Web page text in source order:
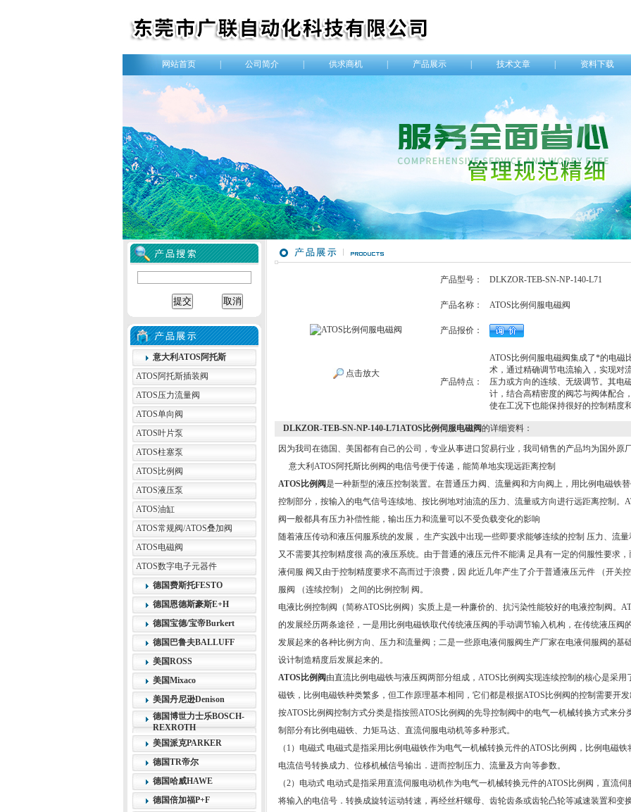
网站首页 公司简介 供求商机 产品展示 技术文章 资料下载
意大利ATOS阿托斯
ATOS阿托斯插装阀
ATOS压力流量阀
ATOS单向阀
ATOS叶片泵
ATOS柱塞泵
ATOS比例阀
ATOS液压泵
ATOS油缸
ATOS常规阀/ATOS叠加阀
ATOS电磁阀
ATOS数字电子元器件
德国费斯托FESTO
德国恩德斯豪斯E+H
德国宝德/宝帝Burkert
德国巴鲁夫BALLUFF
美国ROSS
美国Mixaco
美国丹尼逊Denison
德国博世力士乐BOSCH-
REXROTH
美国派克PARKER
德国TR帝尔
德国哈威HAWE
德国倍加福P+F
点击放大
产品型号： DLKZOR-TEB-SN-NP-140-L71
产品名称： ATOS比例伺服电磁阀
产品报价：
产品特点：
ATOS比例伺服电磁阀集成了*的电磁
术，通过精确调节电流输入，实现对
压力或方向的连续、无级调节。其电
计，结合高精密度的阀芯与阀体配合
使在工况下也能保持很好的控制精度
DLKZOR-TEB-SN-NP-140-L71ATOS比例伺服电磁阀的详细资料：
因为我司在德国、美国都有自己的公司，专业从事进口贸易行业，我司销售的产品均为国外原
意大利ATOS阿托斯比例阀的电信号便于传递，能简单地实现远距离控制
ATOS比例阀是一种新型的液压控制装置。在普通压力阀、流量阀和方向阀上，用比例电磁铁
控制部分，按输入的电气信号连续地、按比例地对油流的压力、流量或方向进行远距离控制。
阀一般都具有压力补偿性能，输出压力和流量可以不受负载变化的影响
随着液压传动和液压伺服系统的发展， 生产实践中出现一些即要求能够连续的控制 压力、流
又不需要其控制精度很 高的液压系统。由于普通的液压元件不能满 足具有一定的伺服性要求
液伺服 阀又由于控制精度要求不高而过于浪费，因 此近几年产生了介于普通液压元件 （开关
服阀 （连续控制） 之间的比例控制 阀。
电液比例控制阀（简称ATOS比例阀）实质上是一种廉价的、抗污染性能较好的电液控制阀。
的发展经历两条途径，一是用比例电磁铁取代传统液压阀的手动调节输入机构，在传统液压阀
发展起来的各种比例方向、压力和流量阀；二是一些原电液伺服阀生产厂家在电液伺服阀的基
设计制造精度后发展起来的。
ATOS比例阀 由直流比例电磁铁与液压阀两部分组成，ATOS比例阀实现连续控制的核心是采用
磁铁，比例电磁铁种类繁多，但工作原理基本相同，它们都是根据ATOS比例阀的控制需要开
按ATOS比例阀控制方式分类是指按照ATOS比例阀的先导控制阀中的电气一机械转换方式来分
制部分有比例电磁铁、力矩马达、直流伺服电动机等多种形式。
（1）电磁式 电磁式是指采用比例电磁铁作为电气一机械转换元件的ATOS比例阀，比例电磁铁
电流信号转换成力、位移机械信号输出．进而控制压力、流量及方向等参数。
（2）电动式 电动式是指采用直流伺服电动机作为电气一机械转换元件的ATOS比例阀，直流伺
将输入的电信号．转换成旋转运动转速，再经丝杆螺母、齿轮齿条或齿轮凸轮等减速装置和变